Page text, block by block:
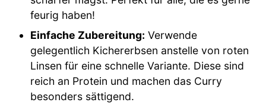
feurig haben!
Einfache Zubereitung: Verwende
gelegentlich Kichererbsen anstelle von roten
Linsen für eine schnelle Variante. Diese sind
reich an Protein und machen das Curry
besonders sättigend.